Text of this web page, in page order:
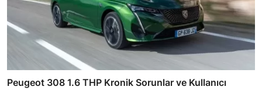
Peugeot 308 1.6 THP Kronik Sorunlar ve Kullanıcı